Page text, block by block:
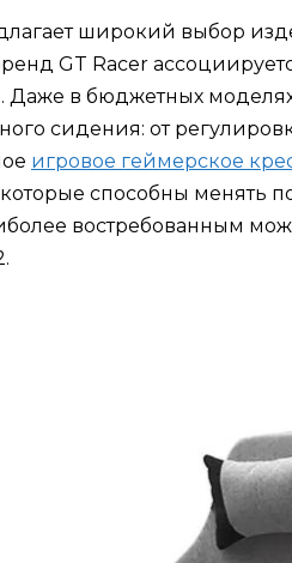
широкий выбор
GT Racer
Даже в бюджетных
сидения: от
игровое геймерское
способны менять
востребованным